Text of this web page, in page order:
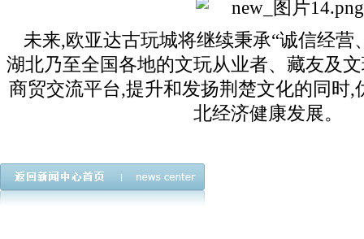
未来,欧亚达古玩城将继续秉承“诚信经营
湖北乃至全国各地的文玩从业者、藏友及
商贸交流平台,提升和发扬荆楚文化的同时,
北经济健康发展。